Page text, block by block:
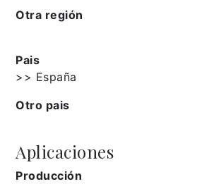
Otra región
Pais
>> España
Otro pais
Aplicaciones
Producción